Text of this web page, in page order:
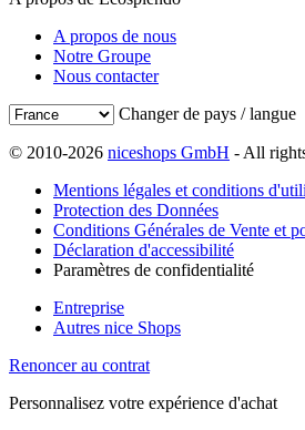
A propos de nous
Notre Groupe
Nous contacter
Changer de pays / langue
© 2010-2026 niceshops GmbH - All
Mentions légales et conditions
Protection des Données
Conditions Générales de Vente et
Déclaration d'accessibilité
Paramètres de confidentialité
Entreprise
Autres nice Shops
Renoncer au contrat
Personnalisez votre expérience d'achat